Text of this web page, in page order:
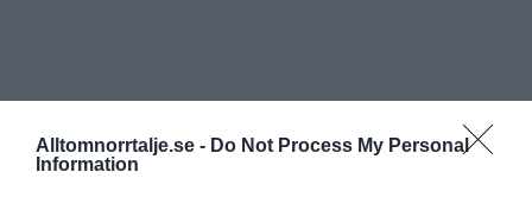
Alltomnorrtalje.se - Do Not Process My Personal
Information